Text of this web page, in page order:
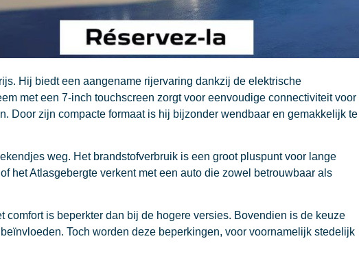
Hij biedt een aangename rijervaring dankzij de elektrische
met een 7-inch touchscreen zorgt voor eenvoudige connectiviteit voor
Door zijn compacte formaat is hij bijzonder wendbaar en gemakkelijk te
weg. Het brandstofverbruik is een groot pluspunt voor lange
het Atlasgebergte verkent met een auto die zowel betrouwbaar als
is beperkter dan bij de hogere versies. Bovendien is de keuze
Toch worden deze beperkingen, voor voornamelijk stedelijk